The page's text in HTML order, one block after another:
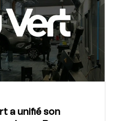
a unifié son